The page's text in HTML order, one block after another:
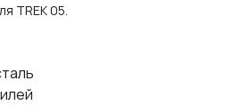
TREK 05.